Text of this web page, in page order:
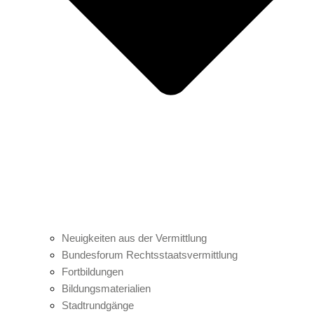
Neuigkeiten aus der Vermittlung
Bundesforum Rechtsstaatsvermittlung
Fortbildungen
Bildungsmaterialien
Stadtrundgänge